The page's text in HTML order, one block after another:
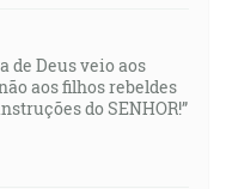
de Deus veio aos
aos filhos rebeldes
do SENHOR!”